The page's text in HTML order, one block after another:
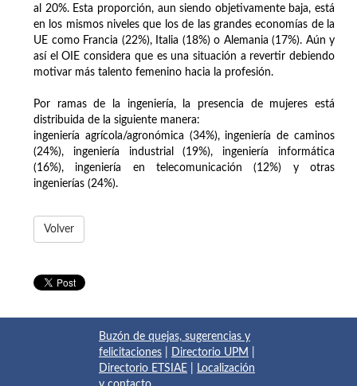
al 20%. Esta proporción, aun siendo objetivamente baja, está
en los mismos niveles que los de las grandes economías de la
UE como Francia (22%), Italia (18%) o Alemania (17%). Aún y
así el OIE considera que es una situación a revertir debiendo
motivar más talento femenino hacia la profesión.
Por ramas de la ingeniería, la presencia de mujeres está
distribuida de la siguiente manera:
ingeniería agrícola/agronómica (34%), ingeniería de caminos
(24%), ingeniería industrial (19%), ingeniería informática
(16%), ingeniería en telecomunicación (12%) y otras
ingenierías (24%).
Volver
Buzón de quejas, sugerencias y
felicitaciones
Directorio UPM
Directorio ETSIAE
Localización